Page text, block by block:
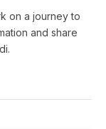
on a journey to
and share